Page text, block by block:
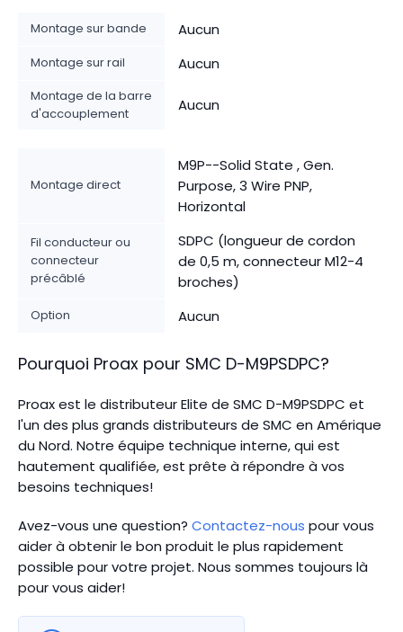
Montage sur bande Aucun
Montage sur rail Aucun
Montage de la barre
d'accouplement
Aucun
Montage direct
M9P--Solid State , Gen.
Purpose, 3 Wire PNP,
Horizontal
Fil conducteur ou
connecteur
précâblé
SDPC (longueur de cordon
de 0,5 m, connecteur M12-4
broches)
Option Aucun
Pourquoi Proax pour SMC D-M9PSDPC?
Proax est le distributeur Elite de SMC D-M9PSDPC et
l'un des plus grands distributeurs de SMC en Amérique
du Nord. Notre équipe technique interne, qui est
hautement qualifiée, est prête à répondre à vos
besoins techniques!
Avez-vous une question? Contactez-nous pour vous
aider à obtenir le bon produit le plus rapidement
possible pour votre projet. Nous sommes toujours là
pour vous aider!